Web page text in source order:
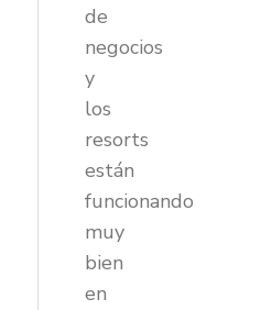
de
negocios
y
los
resorts
están
funcionando
muy
bien
en